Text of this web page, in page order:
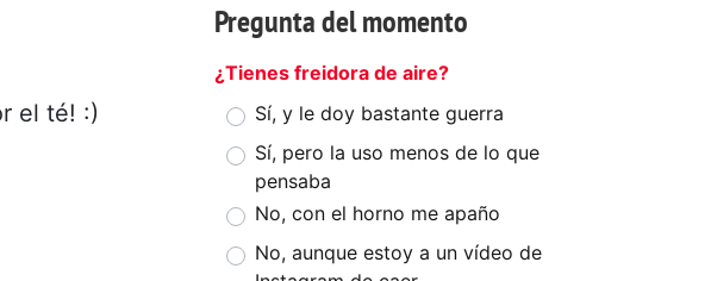
el té! :)
Pregunta del momento
¿Tienes freidora de aire?
Sí, y le doy bastante guerra
Sí, pero la uso menos de lo que
pensaba
No, con el horno me apaño
No, aunque estoy a un vídeo de